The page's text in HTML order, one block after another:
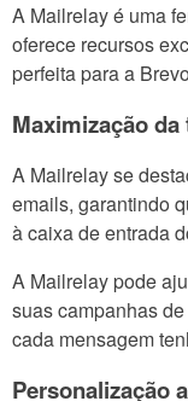
A Mailrelay é uma
oferece recursos
perfeita para a
Maximização
A Mailrelay se
emails, garantindo
à caixa de entrada
A Mailrelay pode
suas campanhas
cada mensagem
Personalização